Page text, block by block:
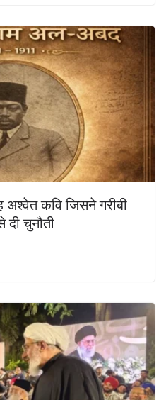
अश्वेत कवि जिसने गरीबी
चुनौती